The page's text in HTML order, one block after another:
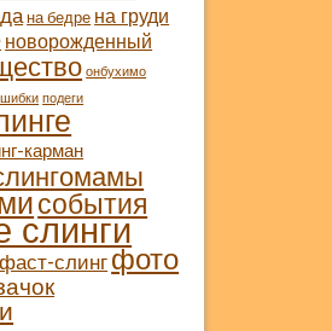
на бедре на груди
новорожденный
онбухимо
подеги
карман
события
слинги
фаст-слинг фото